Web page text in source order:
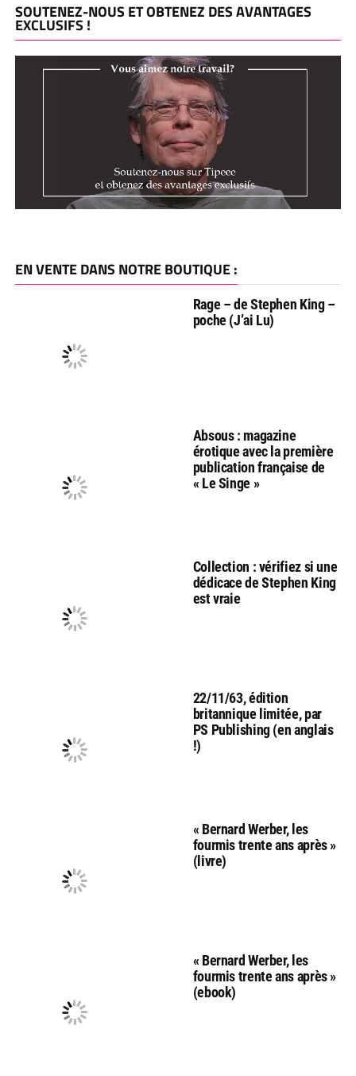
SOUTENEZ-NOUS ET OBTENEZ DES AVANTAGES
EXCLUSIFS !
EN VENTE DANS NOTRE BOUTIQUE :
Rage – de Stephen King –
poche (J’ai Lu)
Absous : magazine
érotique avec la première
publication française de
« Le Singe »
Collection : vérifiez si une
dédicace de Stephen King
est vraie
22/11/63, édition
britannique limitée, par
PS Publishing (en anglais
!)
« Bernard Werber, les
fourmis trente ans après »
(livre)
« Bernard Werber, les
fourmis trente ans après »
(ebook)